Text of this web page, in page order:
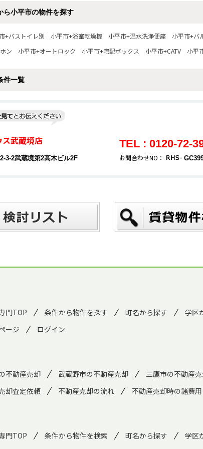
ら小平市の物件を探す
+バストイレ別 小平市+浴室乾燥機 小平市+温水洗浄便座 小平市+バ
ン
小平市+オートロック 小平市+宅配ボックス 小平市+CATV 小平
件一覧
武蔵境店
3-2武蔵境第2高木ビル2F
TEL : 0120-72-
お問合わせNO：
門TOP 条件から物件を探す 町名から探す 学区
ージ
ログイン
不動産売却 武蔵野市の不動産売却 三鷹市の不動産
却査定依頼
不動産売却の流れ 不動産売却時の諸費用
門TOP 条件から物件を検索 町名から探す 学区